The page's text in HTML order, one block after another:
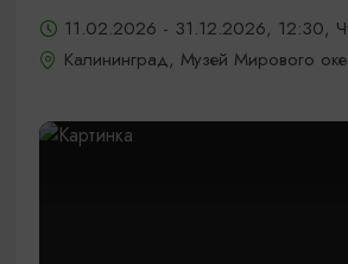
11.02.2026 - 31.12.2026, 12:30,
Калининград, Музей Мирового